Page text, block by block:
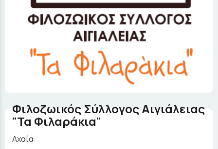
Φιλοζωικός Σύλλογος Αιγιάλειας
"Τα Φιλαράκια"
Αχαΐα